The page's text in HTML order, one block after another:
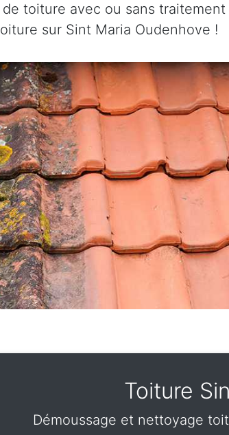
de toiture avec ou sans
sur Sint Maria Oudenhove !
Toiture
Démoussage et nettoyage